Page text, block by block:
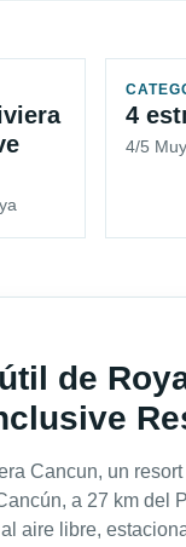
4
4/5
de
Cancun, un
a 27 km del
aire libre,